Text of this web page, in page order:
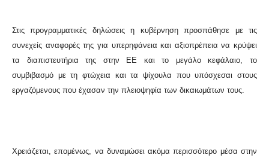
Στις προγραμματικές δηλώσεις η κυβέρνηση προσπάθησε με τις
συνεχείς αναφορές της για υπερηφάνεια και αξιοπρέπεια να κρύψει
τα διαπιστευτήρια της στην ΕΕ και το μεγάλο κεφάλαιο, το
συμβιβασμό με τη φτώχεια και τα ψίχουλα που υπόσχεσαι στους
εργαζόμενους που έχασαν την πλειοψηφία των δικαιωμάτων τους.
Χρειάζεται, επομένως, να δυναμώσει ακόμα περισσότερο μέσα στην